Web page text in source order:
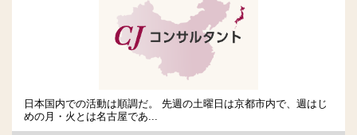
日本国内での活動は順調だ。 先週の土曜日は京都市内で、週はじ
めの月・火とは名古屋であ...